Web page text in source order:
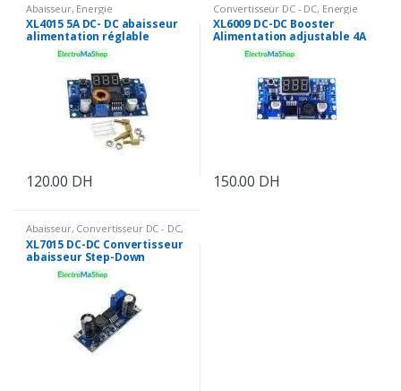
Abaisseur, Energie
XL4015 5A DC- DC abaisseur
alimentation réglable
Module Buck Converter avec
Affichage numérique
120.00 DH
Convertisseur DC - DC, Energie
XL6009 DC-DC Booster
Alimentation adjustable 4A
avec affichage Numérique
LM2577
150.00 DH
Abaisseur, Convertisseur DC - DC,
Energie
XL7015 DC-DC Convertisseur
abaisseur Step-Down
Module 5V-80V